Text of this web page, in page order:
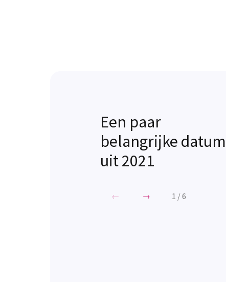
Een paar
belangrijke
uit 2021
← → 1 /6